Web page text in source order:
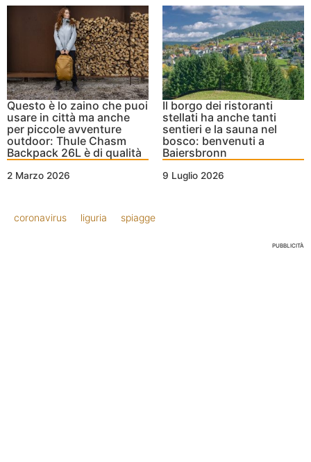
Questo è lo zaino che puoi
usare in città ma anche
per piccole avventure
outdoor: Thule Chasm
Backpack 26L è di qualità
2 Marzo 2026
Il borgo dei ristoranti
stellati ha anche tanti
sentieri e la sauna nel
bosco: benvenuti a
Baiersbronn
9 Luglio 2026
coronavirus liguria spiagge
PUBBLICITÀ